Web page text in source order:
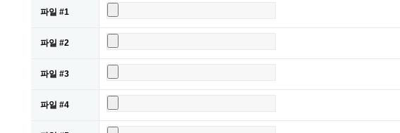
파일 #1
파일 #2
파일 #3
파일 #4